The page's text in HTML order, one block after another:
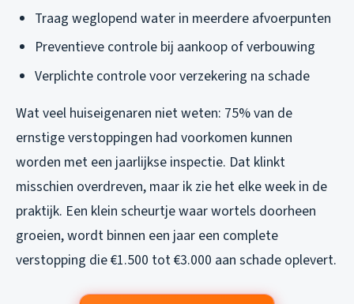
Traag weglopend water in meerdere afvoerpunten
Preventieve controle bij aankoop of verbouwing
Verplichte controle voor verzekering na schade
Wat veel huiseigenaren niet weten: 75% van de
ernstige verstoppingen had voorkomen kunnen
worden met een jaarlijkse inspectie. Dat klinkt
misschien overdreven, maar ik zie het elke week in de
praktijk. Een klein scheurtje waar wortels doorheen
groeien, wordt binnen een jaar een complete
verstopping die €1.500 tot €3.000 aan schade oplevert.